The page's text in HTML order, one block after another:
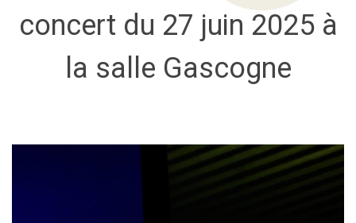
concert du 27 juin 2025 à
la salle Gascogne